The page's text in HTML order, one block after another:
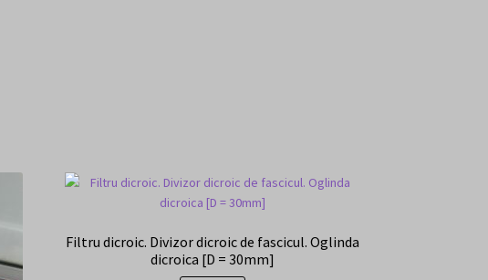
Filtru dicroic. Divizor dicroic de fascicul. Oglinda
dicroica [D = 30mm]